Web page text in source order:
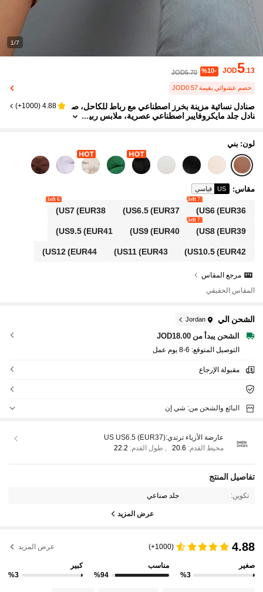
1/7
JOD5.13
%10-
JOD5.70
خصم عشوائي بقيمة JOD0.57
صنادل نسائية مزينة بخرز اصطناعي مع رباط للكاحل، ص
نادل جلد مايكروفايبر اصطناعي عصرية، ملابس ربي
4.88
(
1000+
)
لون: بني
مقاس:
US قياسي
US6(EUR36)
7 left
US6.5(EUR37)
US7(EUR38)
6 left
US8(EUR39)
7 left
US9(EUR40)
US9.5(EUR41)
US10.5(EUR42)
US11(EUR43)
US12(EUR44)
مرجع المقاس
المقاس الحقيقي
الشحن الي Jordan
الشحن يبدأ من JOD18.00
التوصيل المتوقع: 6-8 يوم عمل
مقبولة الإرجاع
البائع والشحن من: شي إن
عارضة الأزياء ترتدي:US US6.5 (EUR37)
محيط القدم: 20.6
, طول القدم: 22.2
تفاصيل المنتج
تكوين: جلد صناعي
عرض المزيد
4.88
(1000+) عرض المزيد
صغير
%3
مناسب
%94
كبير
%3